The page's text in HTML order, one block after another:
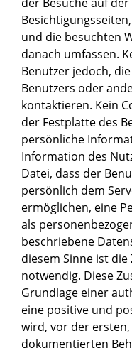
und die besuchten
danach umfassen.
Benutzer jedoch,
Benutzers oder
kontaktieren. Kein
der Festplatte des
persönliche
Information des
Datei, dass der
persönlich dem
ermöglichen, eine
als
beschriebene
diesem Sinne ist
notwendig. Diese
Grundlage einer
eine positive und
wird, vor der
dokumentierten